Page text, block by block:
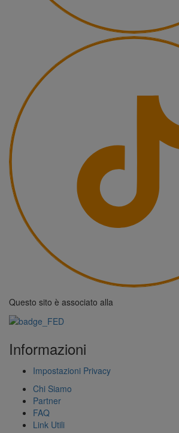
Questo sito è associato alla
Informazioni
Impostazioni Privacy
Chi Siamo
Partner
FAQ
Link Utili